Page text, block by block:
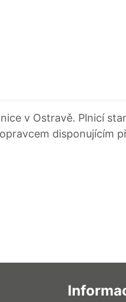
v Ostravě. Plnicí
disponujícím